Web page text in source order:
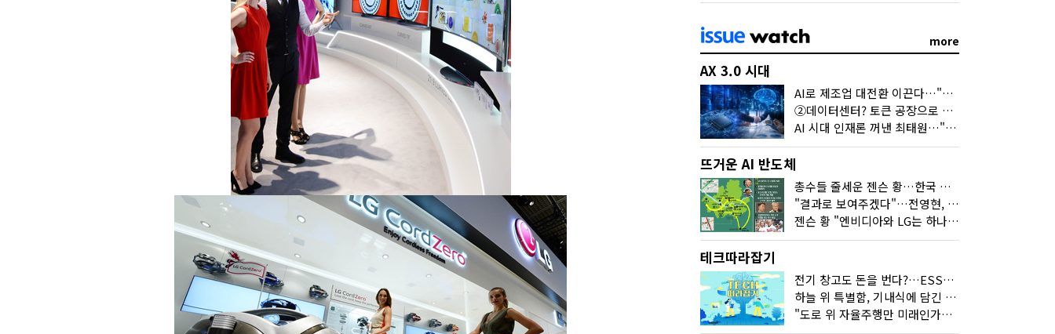
more
AX 3.0 시대
AI로 제조업 대전환 이끈다…"2030년까지 민관합동 20조 투자"
②데이터센터? 토큰 공장으로 변신
AI 시대 인재론 꺼낸 최태원…"협업이 경쟁력"
뜨거운 AI 반도체
총수들 줄세운 젠슨 황…한국 산업계 새판 짰다
"결과로 보여주겠다"…전영현, 젠슨 황과 HBM5 논의
젠슨 황 "엔비디아와 LG는 하나의 거대한 팀"
테크따라잡기
전기 창고도 돈을 번다?…ESS의 '두뇌' EMO가 뭐길래
하늘 위 특별함, 기내식에 담긴 기술의 세계
"도로 위 자율주행만 미래인가요"…진흙탕서 길 내는 HD현대 AI 기술